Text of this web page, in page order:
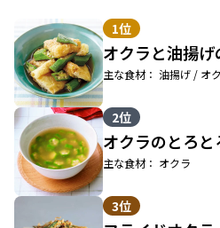
1位
オクラと油揚
主な食材： 油揚げ / オ
2位
オクラのとろと
主な食材： オクラ
3位